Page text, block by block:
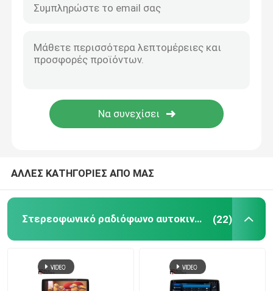
Ψηφιακή συστάδα εξόρμησης
ΑΛΛΕΣ ΚΑΤΗΓΟΡΙΕΣ ΑΠΟ ΜΑΣ
Στερεοφωνικό ραδιόφωνο αυτοκινήτου Android (22)